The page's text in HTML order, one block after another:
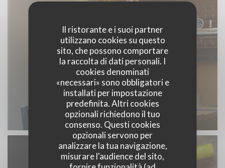
Il ristorante e i suoi partner
utilizzano cookies su questo
sito, che possono comportare
la raccolta di dati personali. I
cookies denominati
«necessari» sono obbligatori e
installati per impostazione
predefinita. Altri cookies
opzionali richiedono il tuo
consenso. Questi cookies
opzionali servono per
analizzare la tua navigazione,
misurare l'audience del sito,